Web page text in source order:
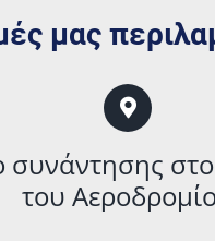
μας
συνάντησης
του